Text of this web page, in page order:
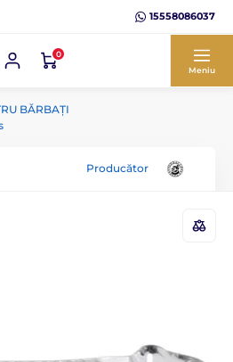
15558086037
0
Meniu
BĂRBAȚI
Producător